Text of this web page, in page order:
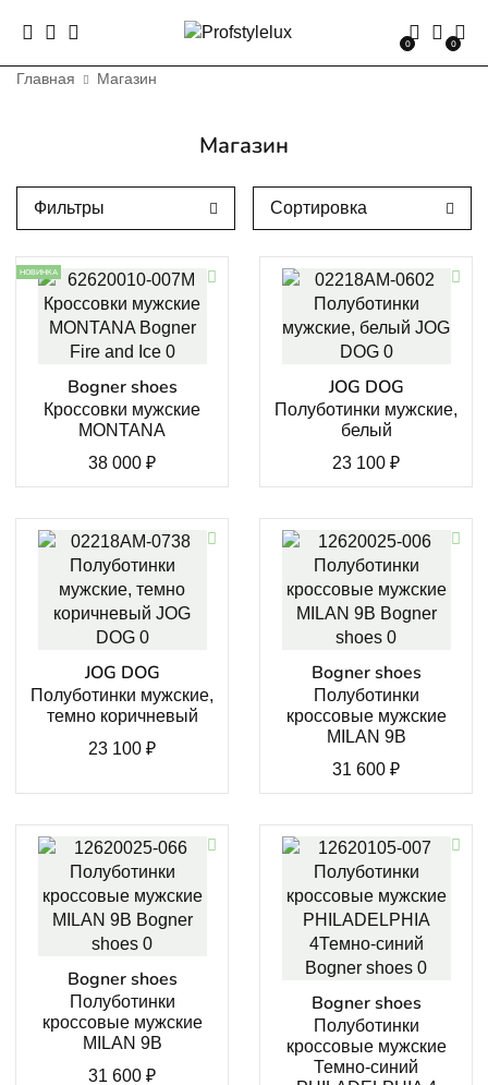
0 0
Главная Магазин
Магазин
Фильтры Сортировка
НОВИНКА
Bogner shoes
Кроссовки мужские
MONTANA
38 000 ₽
JOG DOG
Полуботинки мужские,
белый
23 100 ₽
JOG DOG
Полуботинки мужские,
темно коричневый
23 100 ₽
Bogner shoes
Полуботинки
кроссовые мужские
MILAN 9B
31 600 ₽
Bogner shoes
Полуботинки
кроссовые мужские
MILAN 9B
31 600 ₽
Bogner shoes
Полуботинки
кроссовые мужские
Темно-синий